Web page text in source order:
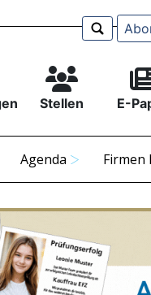
Stellen E-
Agenda Firmen